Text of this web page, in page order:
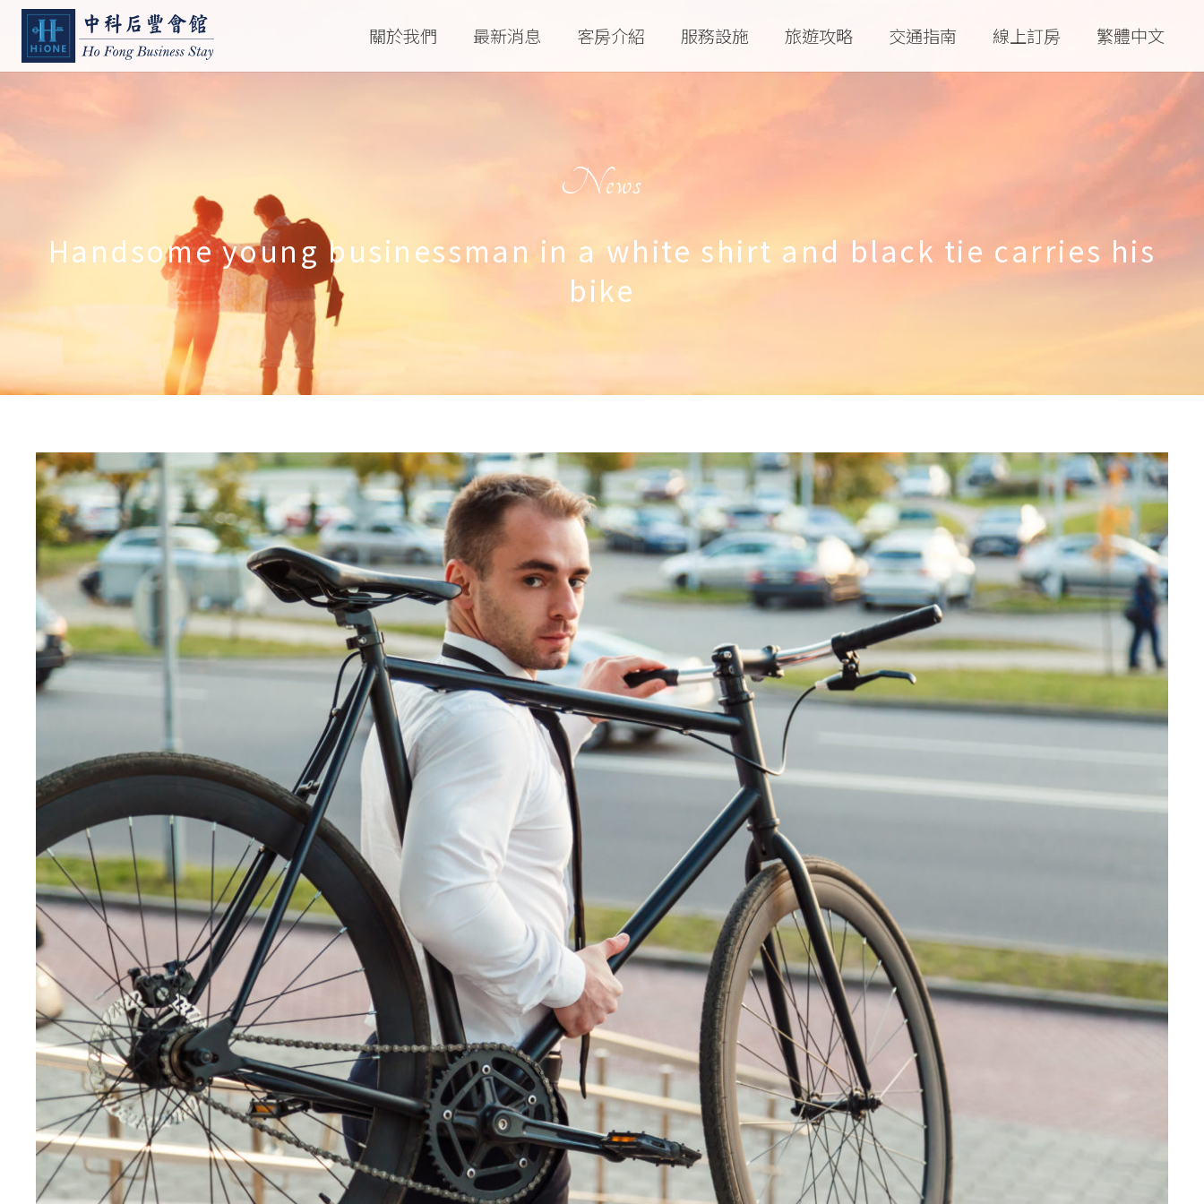
關於我們 最新消息 客房介紹 服務設施 旅遊攻略 交通指南 線上訂房 繁體中文
News
Handsome young businessman in a white shirt and black tie carries his
bike